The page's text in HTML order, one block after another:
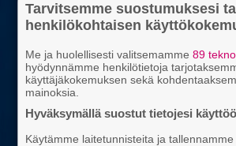
Tarvitsemme suostumuksesi
henkilökohtaisen
Me ja huolellisesti valitsemamme89
hyödynnämme henkilötietoja
käyttäjäkokemuksen sekä
mainoksia.
Hyväksymällä suostut tietojesi
Käytämme laitetunnisteita ja